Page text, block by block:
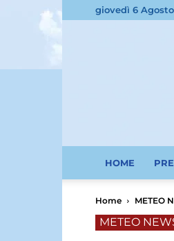
giovedì 6
HOME
Home METEO
METEO